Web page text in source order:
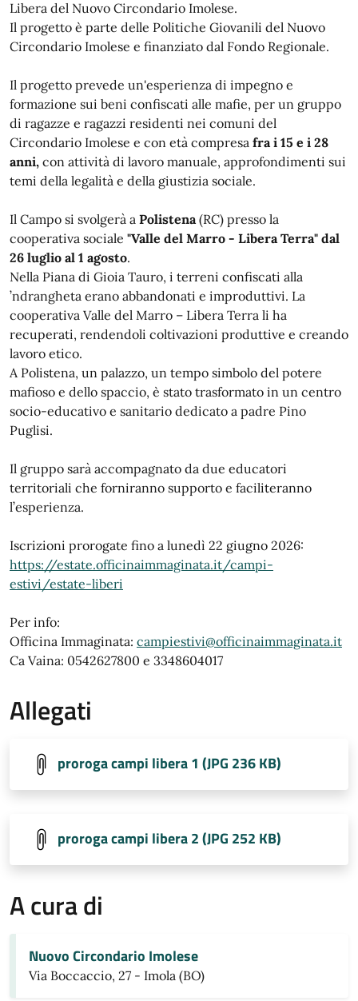
Libera del Nuovo Circondario Imolese.
Il progetto è parte delle Politiche Giovanili del Nuovo
Circondario Imolese e finanziato dal Fondo Regionale.
Il progetto prevede un'esperienza di impegno e
formazione sui beni confiscati alle mafie, per un gruppo
di ragazze e ragazzi residenti nei comuni del
Circondario Imolese e con età compresa fra i 15 e i 28
anni, con attività di lavoro manuale, approfondimenti sui
temi della legalità e della giustizia sociale.
Il Campo si svolgerà a Polistena(RC) presso la
cooperativa sociale "Valle del Marro - Libera Terra" dal
26 luglio al 1 agosto.
Nella Piana di Gioia Tauro, i terreni confiscati alla
’ndrangheta erano abbandonati e improduttivi. La
cooperativa Valle del Marro – Libera Terra li ha
recuperati, rendendoli coltivazioni produttive e creando
lavoro etico.
A Polistena, un palazzo, un tempo simbolo del potere
mafioso e dello spaccio, è stato trasformato in un centro
socio-educativo e sanitario dedicato a padre Pino
Puglisi.
Il gruppo sarà accompagnato da due educatori
territoriali che forniranno supporto e faciliteranno
l’esperienza.
Iscrizioni prorogate fino a lunedì 22 giugno 2026:
https://estate.officinaimmaginata.it/campi-
estivi/estate-liberi
Per info:
Officina Immaginata: campiestivi@officinaimmaginata.it
Ca Vaina: 0542627800 e 3348604017
Allegati
proroga campi libera 1 (JPG 236 KB)
proroga campi libera 2 (JPG 252 KB)
A cura di
Nuovo Circondario Imolese
Via Boccaccio, 27 - Imola (BO)